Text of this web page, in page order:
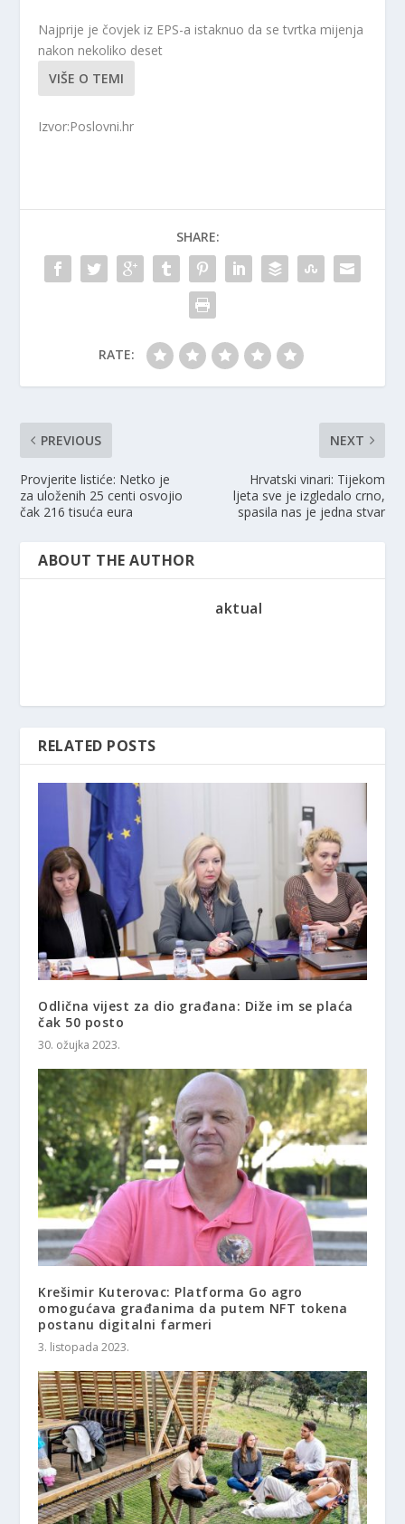
Najprije je čovjek iz EPS-a istaknuo da se tvrtka mijenja
nakon nekoliko deset
VIŠE O TEMI
Izvor:Poslovni.hr
SHARE:
RATE:
PREVIOUS
Provjerite listiće: Netko je
za uloženih 25 centi osvojio
čak 216 tisuća eura
NEXT
Hrvatski vinari: Tijekom
ljeta sve je izgledalo crno,
spasila nas je jedna stvar
ABOUT THE AUTHOR
aktual
RELATED POSTS
Odlična vijest za dio građana: Diže im se plaća
čak 50 posto
30. ožujka 2023.
Krešimir Kuterovac: Platforma Go agro
omogućava građanima da putem NFT tokena
postanu digitalni farmeri
3. listopada 2023.